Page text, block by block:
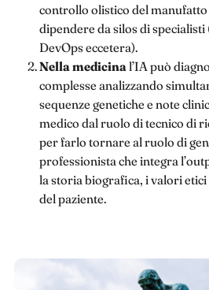
controllo olistico del manufatto
dipendere da silos di
DevOps eccetera).
Nella medicinal’IA può
complesse analizzando
sequenze genetiche e note
medico dal ruolo di tecnico di
per farlo tornare al ruolo di
professionista che integra
la storia biografica, i valori
del paziente.